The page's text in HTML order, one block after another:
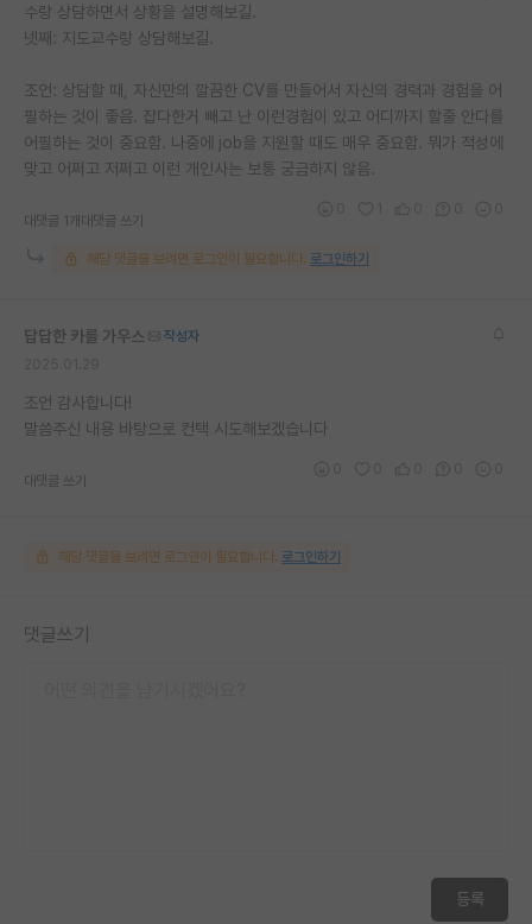
수랑 상담하면서 상황을 설명해보길.
넷째: 지도교수랑 상담해보길.
조언: 상담할 때, 자신만의 깔끔한 CV를 만들어서 자신의 경력과 경험을 어
필하는 것이 좋음. 잡다한거 빼고 난 이런경험이 있고 어디까지 할줄 안다를
어필하는 것이 중요함. 나중에 job을 지원할 때도 매우 중요함. 뭐가 적성에
맞고 어쩌고 저쩌고 이런 개인사는 보통 궁금하지 않음.
대댓글 1개 대댓글 쓰기
해당 댓글을 보려면 로그인이 필요합니다. 로그인하기
답답한 카를 가우스
작성자
조언 감사합니다!
말씀주신 내용 바탕으로 컨택 시도해보겠습니다
대댓글 쓰기
해당 댓글을 보려면 로그인이 필요합니다. 로그인하기
댓글쓰기
등록